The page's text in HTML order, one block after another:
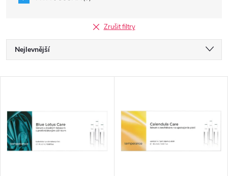
Zrušit filtry
Ř
a
e
n
Nejlevnější
Abecedně
ý
p